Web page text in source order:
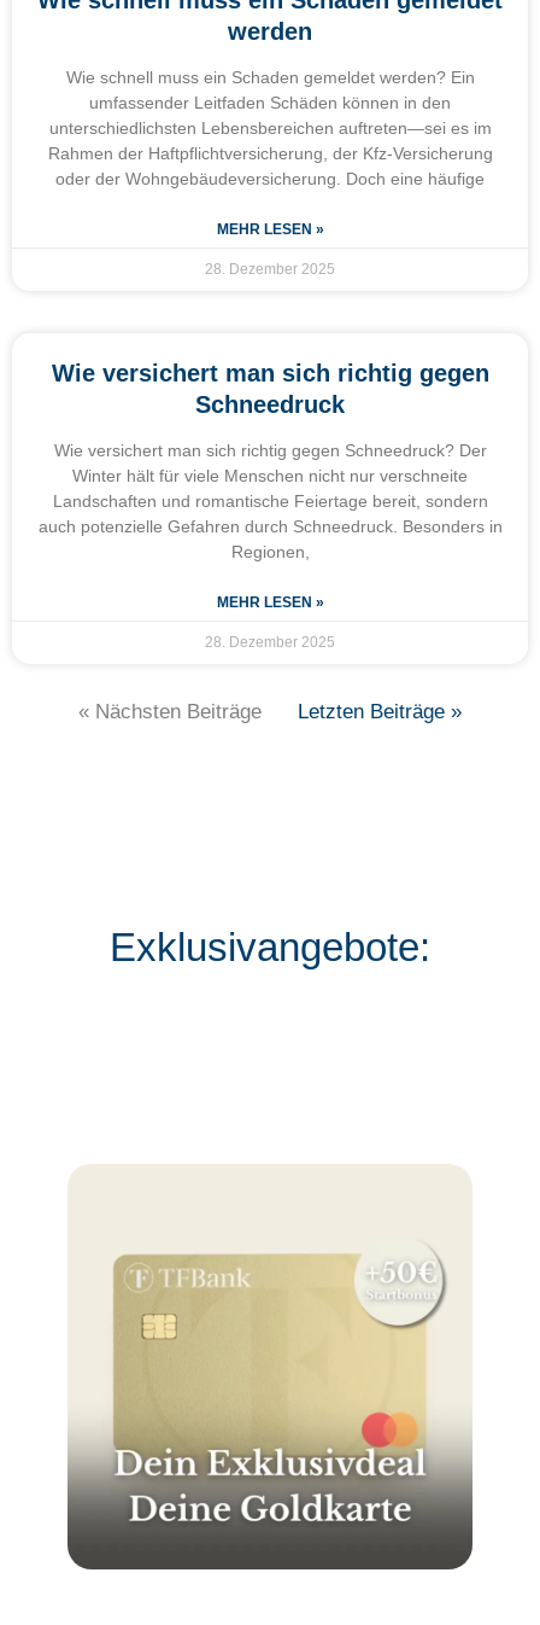
werden
Wie schnell muss ein Schaden gemeldet werden? Ein
umfassender Leitfaden Schäden können in den
unterschiedlichsten Lebensbereichen auftreten—sei es im
Rahmen der Haftpflichtversicherung, der Kfz-Versicherung
oder der Wohngebäudeversicherung. Doch eine häufige
MEHR LESEN »
28. Dezember 2025
Wie versichert man sich richtig gegen
Schneedruck
Wie versichert man sich richtig gegen Schneedruck? Der
Winter hält für viele Menschen nicht nur verschneite
Landschaften und romantische Feiertage bereit, sondern
auch potenzielle Gefahren durch Schneedruck. Besonders in
Regionen,
MEHR LESEN »
28. Dezember 2025
« Nächsten Beiträge Letzten Beiträge »
Exklusivangebote: